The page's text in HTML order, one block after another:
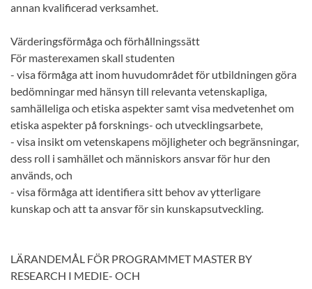
annan kvalificerad verksamhet.
Värderingsförmåga och förhållningssätt
För masterexamen skall studenten
- visa förmåga att inom huvudområdet för utbildningen göra
bedömningar med hänsyn till relevanta vetenskapliga,
samhälleliga och etiska aspekter samt visa medvetenhet om
etiska aspekter på forsknings- och utvecklingsarbete,
- visa insikt om vetenskapens möjligheter och begränsningar,
dess roll i samhället och människors ansvar för hur den
används, och
- visa förmåga att identifiera sitt behov av ytterligare
kunskap och att ta ansvar för sin kunskapsutveckling.
LÄRANDEMÅL FÖR PROGRAMMET MASTER BY
RESEARCH I MEDIE- OCH